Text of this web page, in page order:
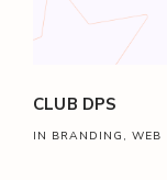
CLUB DPS
IN BRANDING, WEB